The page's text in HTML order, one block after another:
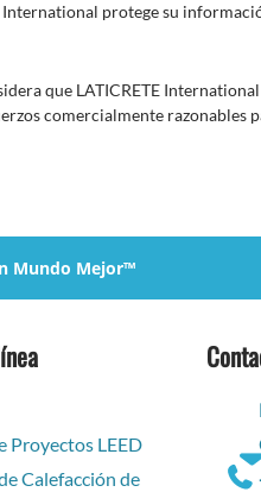
International protege su
que LATICRETE
comercialmente razonables
Mundo Mejor™
Proyectos LEED
Calefacción de